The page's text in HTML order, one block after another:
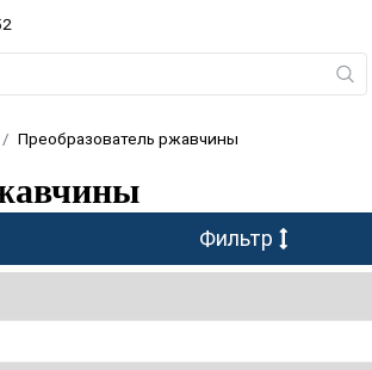
Преобразователь ржавчины
Фильтр